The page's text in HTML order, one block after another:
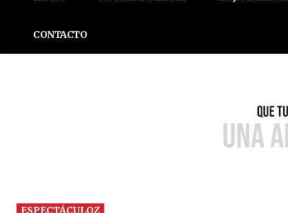
CONTACTO
ESPECTÁCULOZ